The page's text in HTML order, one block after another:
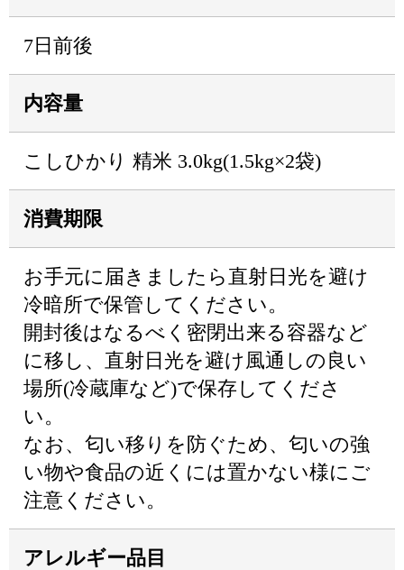
7日前後
内容量
こしひかり 精米 3.0kg(1.5kg×2袋)
消費期限
お手元に届きましたら直射日光を避け
冷暗所で保管してください。
開封後はなるべく密閉出来る容器など
に移し、直射日光を避け風通しの良い
場所(冷蔵庫など)で保存してくださ
い。
なお、匂い移りを防ぐため、匂いの強
い物や食品の近くには置かない様にご
注意ください。
アレルギー品目